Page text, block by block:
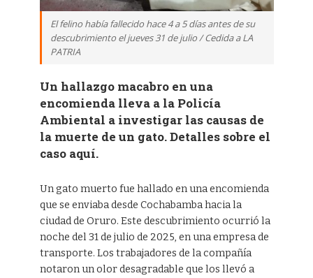
El felino había fallecido hace 4 a 5 días antes de su
descubrimiento el jueves 31 de julio / Cedida a LA
PATRIA
Un hallazgo macabro en una
encomienda lleva a la Policía
Ambiental a investigar las causas de
la muerte de un gato. Detalles sobre el
caso aquí.
Un gato muerto fue hallado en una encomienda
que se enviaba desde Cochabamba hacia la
ciudad de Oruro. Este descubrimiento ocurrió la
noche del 31 de julio de 2025, en una empresa de
transporte. Los trabajadores de la compañía
notaron un olor desagradable que los llevó a